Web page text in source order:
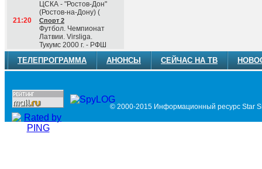
ЦСКА - "Ростов-Дон"
(Ростов-на-Дону) (
21:20
Спорт 2
Футбол. Чемпионат
Латвии. Virsliga.
Тукумс 2000 г. - РФШ
ТЕЛЕПРОГРАММА АНОНСЫ СЕЙЧАС НА ТВ
© 2000-2015 Информационный ресурс Star